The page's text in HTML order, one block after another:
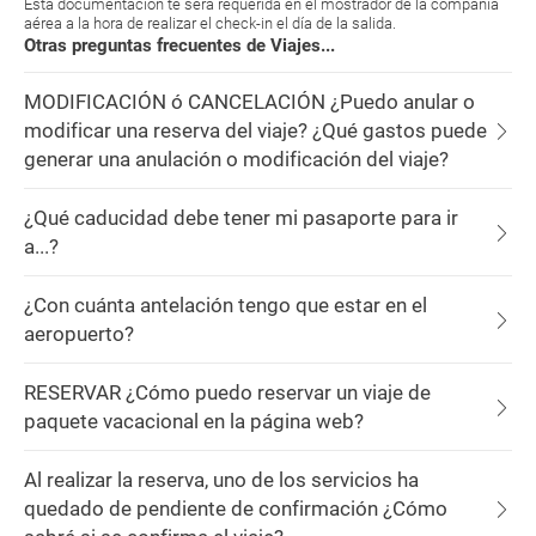
Esta documentación te será requerida en el mostrador de la compañía
aérea a la hora de realizar el check-in el día de la salida.
Otras preguntas frecuentes de Viajes...
MODIFICACIÓN ó CANCELACIÓN ¿Puedo anular o
modificar una reserva del viaje? ¿Qué gastos puede
generar una anulación o modificación del viaje?
¿Qué caducidad debe tener mi pasaporte para ir
a...?
¿Con cuánta antelación tengo que estar en el
aeropuerto?
RESERVAR ¿Cómo puedo reservar un viaje de
paquete vacacional en la página web?
Al realizar la reserva, uno de los servicios ha
quedado de pendiente de confirmación ¿Cómo